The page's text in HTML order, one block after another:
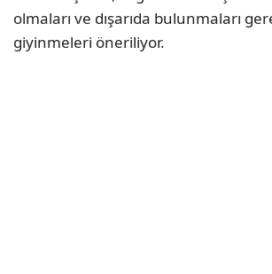
olmaları ve dışarıda bulunmaları
giyinmeleri öneriliyor.